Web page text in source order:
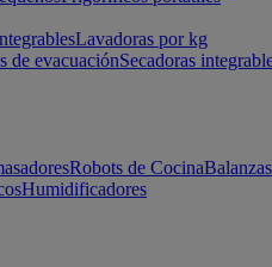
Lavadoras por kg
de evacuaciónSecadoras
Robots de Cocina
Humidificadores